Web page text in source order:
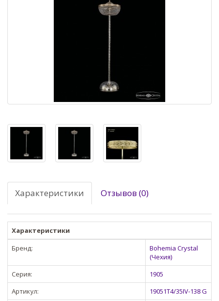
Характеристики Отзывов (0)
Характеристики
Бренд:
Bohemia Crystal
(Чехия)
Серия:
1905
Артикул:
19051T4/35IV-138 G